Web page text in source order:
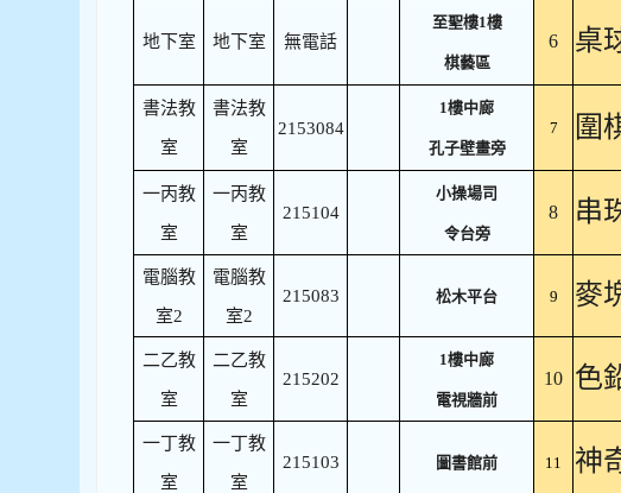
地下室 地下室 無電話
至聖樓1樓
棋藝區
6 桌
書法教
室
書法教
室
2153084
1樓中廊
孔子壁畫旁
7 圍
一丙教
室
一丙教
室
215104
小操場司
令台旁
8 串
電腦教
室2
電腦教
室2
215083 松木平台 9 麥
二乙教
室
二乙教
室
215202
1樓中廊
電視牆前
10 色
一丁教
室
一丁教
室
215103 圖書館前 11 神